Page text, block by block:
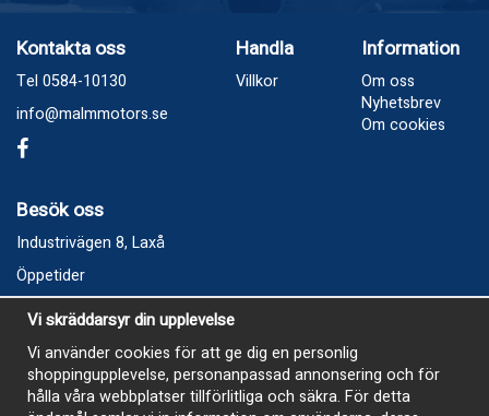
Kontakta oss
Tel 0584-10130
info@malmmotors.se
Handla
Villkor
Information
Om oss
Nyhetsbrev
Om cookies
Besök oss
Industrivägen 8, Laxå
Öppetider
Vecka 32
Måndag kl 9-12, kl 13 - 15
Onsdag kl 9-12, kl 13 - 15
Tisdag, Tordag och Fredag stängt
Vi skräddarsyr din upplevelse
Vi använder cookies för att ge dig en personlig
shoppingupplevelse, personanpassad annonsering och för
hålla våra webbplatser tillförlitliga och säkra. För detta